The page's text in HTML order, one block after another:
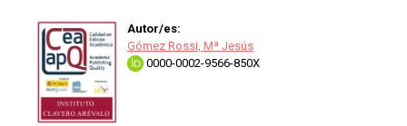
Autor/es:
Gómez Rossi, Mª Jesús
0000-0002-9566-850X